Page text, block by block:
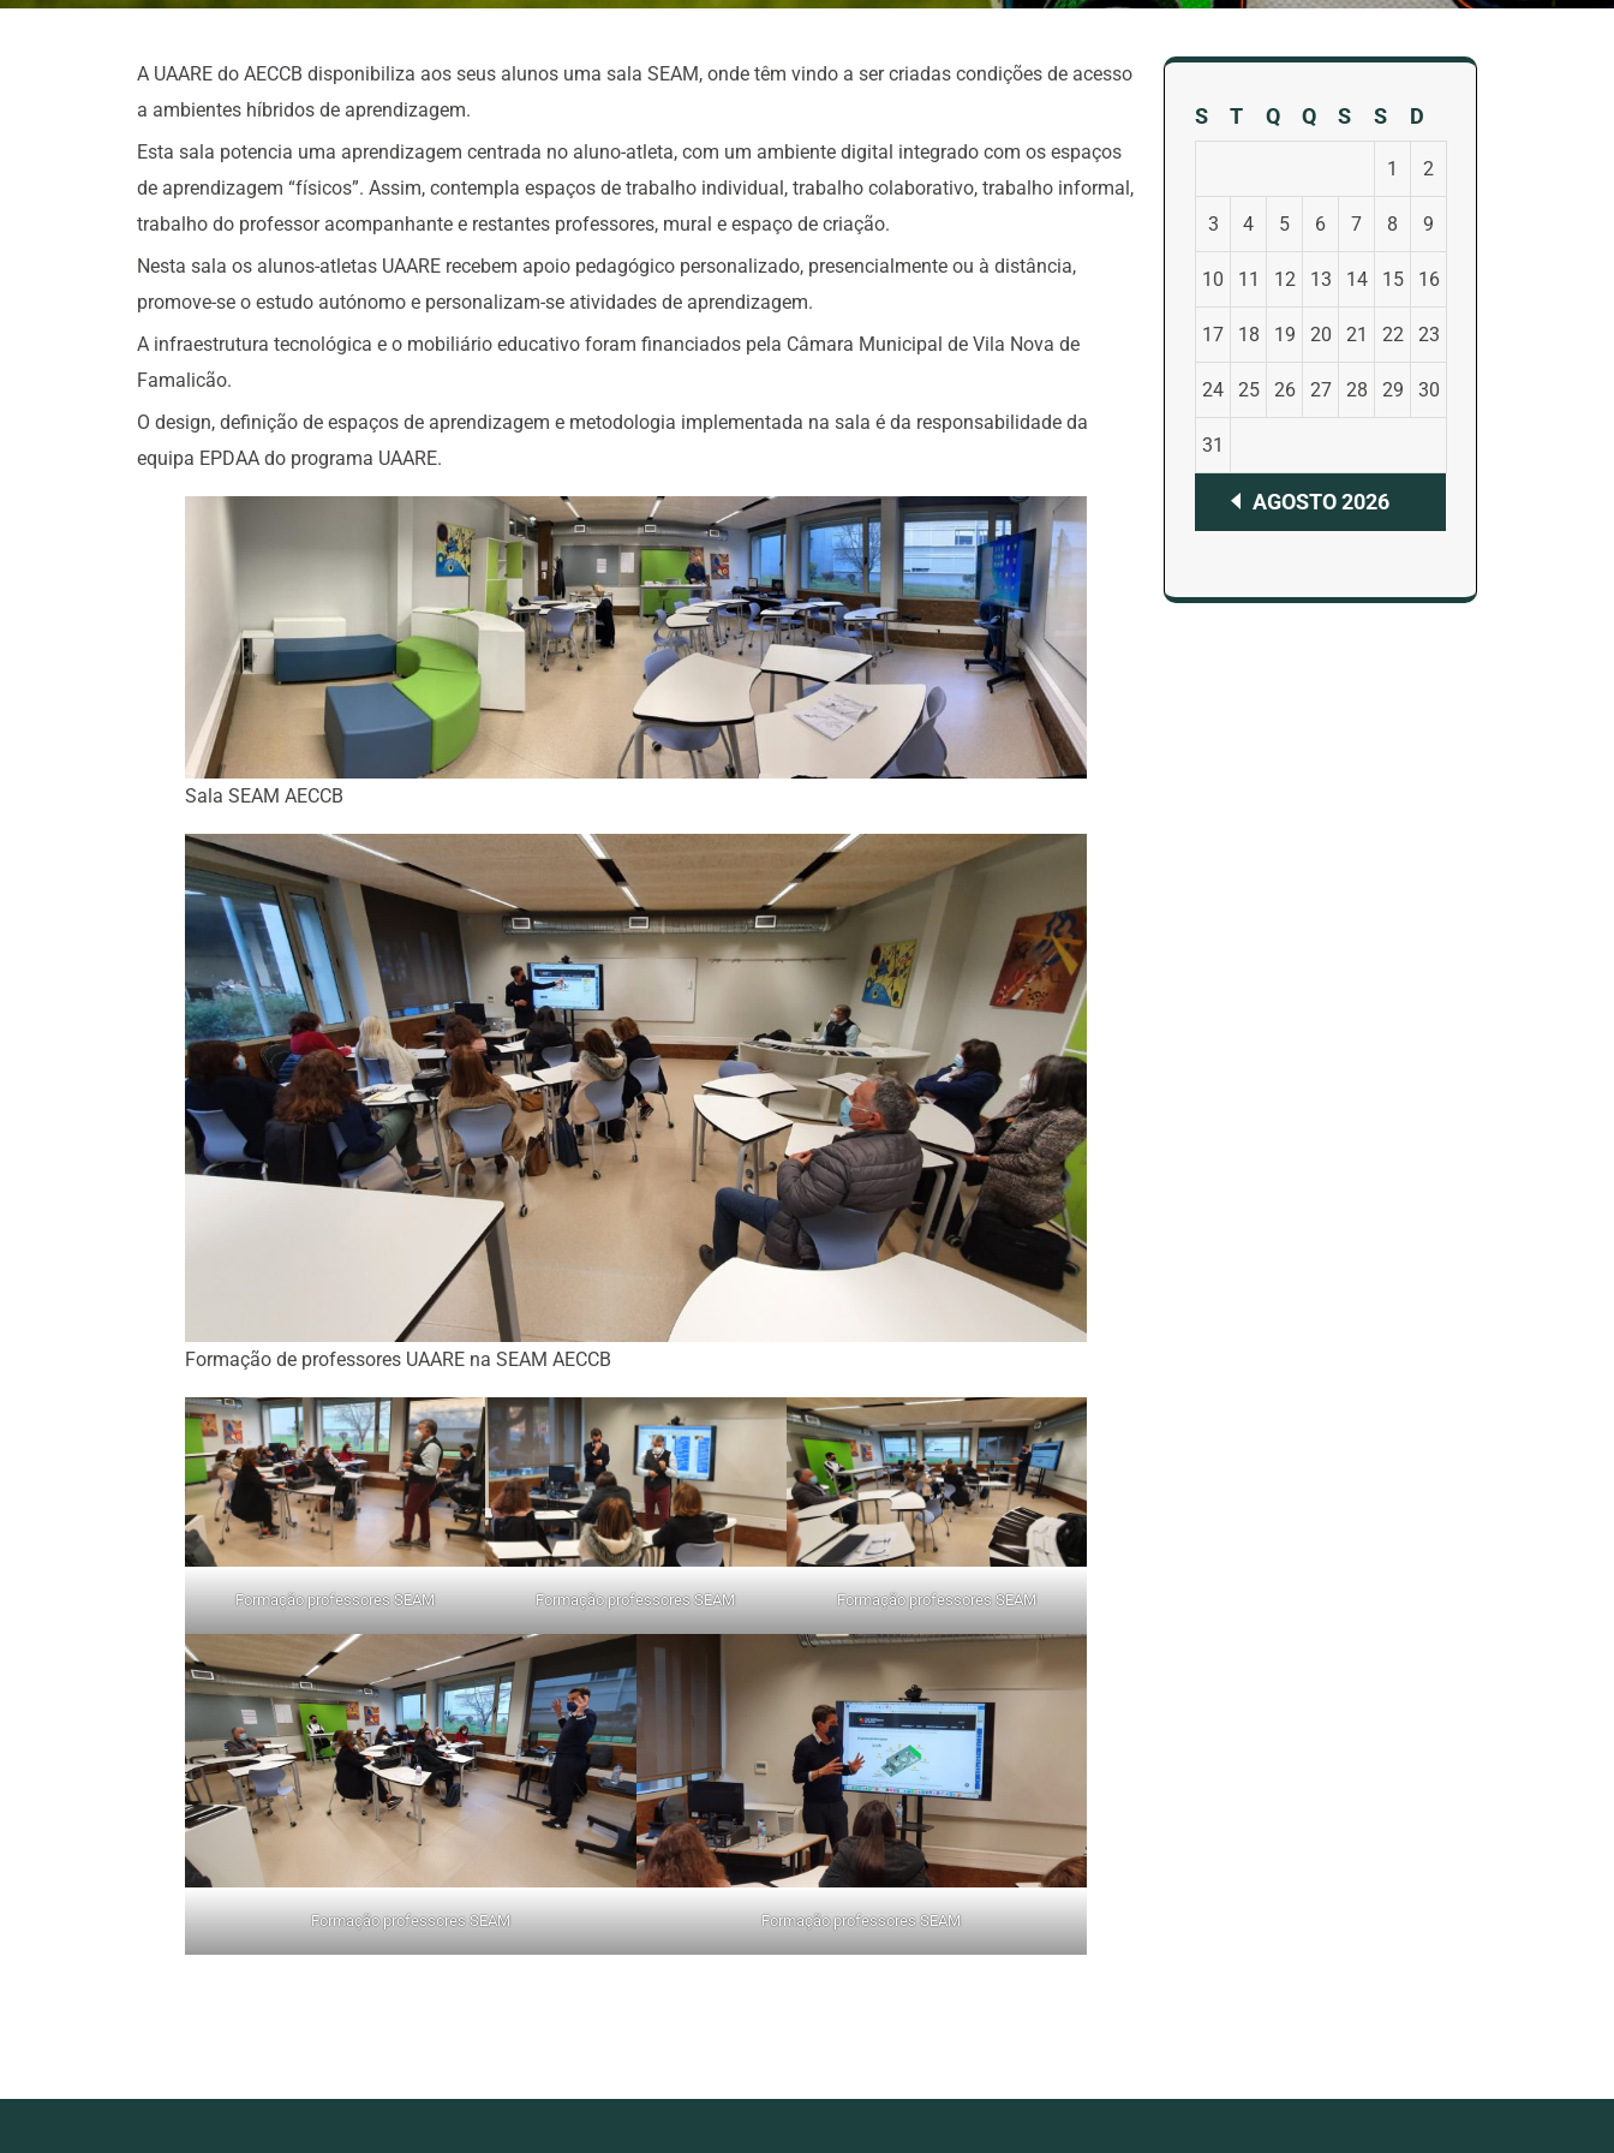
A UAARE do AECCB disponibiliza aos seus alunos uma sala SEAM, onde têm vindo a ser criadas condições de acesso
a ambientes híbridos de aprendizagem.
Esta sala potencia uma aprendizagem centrada no aluno-atleta, com um ambiente digital integrado com os espaços
de aprendizagem “físicos”. Assim, contempla espaços de trabalho individual, trabalho colaborativo, trabalho informal,
trabalho do professor acompanhante e restantes professores, mural e espaço de criação.
Nesta sala os alunos-atletas UAARE recebem apoio pedagógico personalizado, presencialmente ou à distância,
promove-se o estudo autónomo e personalizam-se atividades de aprendizagem.
A infraestrutura tecnológica e o mobiliário educativo foram financiados pela Câmara Municipal de Vila Nova de
Famalicão.
O design, definição de espaços de aprendizagem e metodologia implementada na sala é da responsabilidade da
equipa EPDAA do programa UAARE.
Sala SEAM AECCB
Formação de professores UAARE na SEAM AECCB
Formação professores SEAM Formação professores SEAM Formação professores SEAM
Formação professores SEAM Formação professores SEAM
AGOSTO 2026
S T Q Q S S D
1 2
3 4 5 6 7 8 9
10 11 12 13 14 15 16
17 18 19 20 21 22 23
24 25 26 27 28 29 30
31